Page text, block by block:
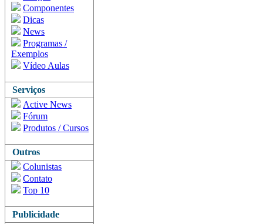
Componentes
Dicas
News
Programas /
Exemplos
Vídeo Aulas
Serviços
Active News
Fórum
Produtos / Cursos
Outros
Colunistas
Contato
Top 10
Publicidade